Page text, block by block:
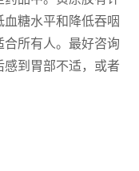
糖水平和降低吞咽
所有人。最好咨询
到胃部不适，或者